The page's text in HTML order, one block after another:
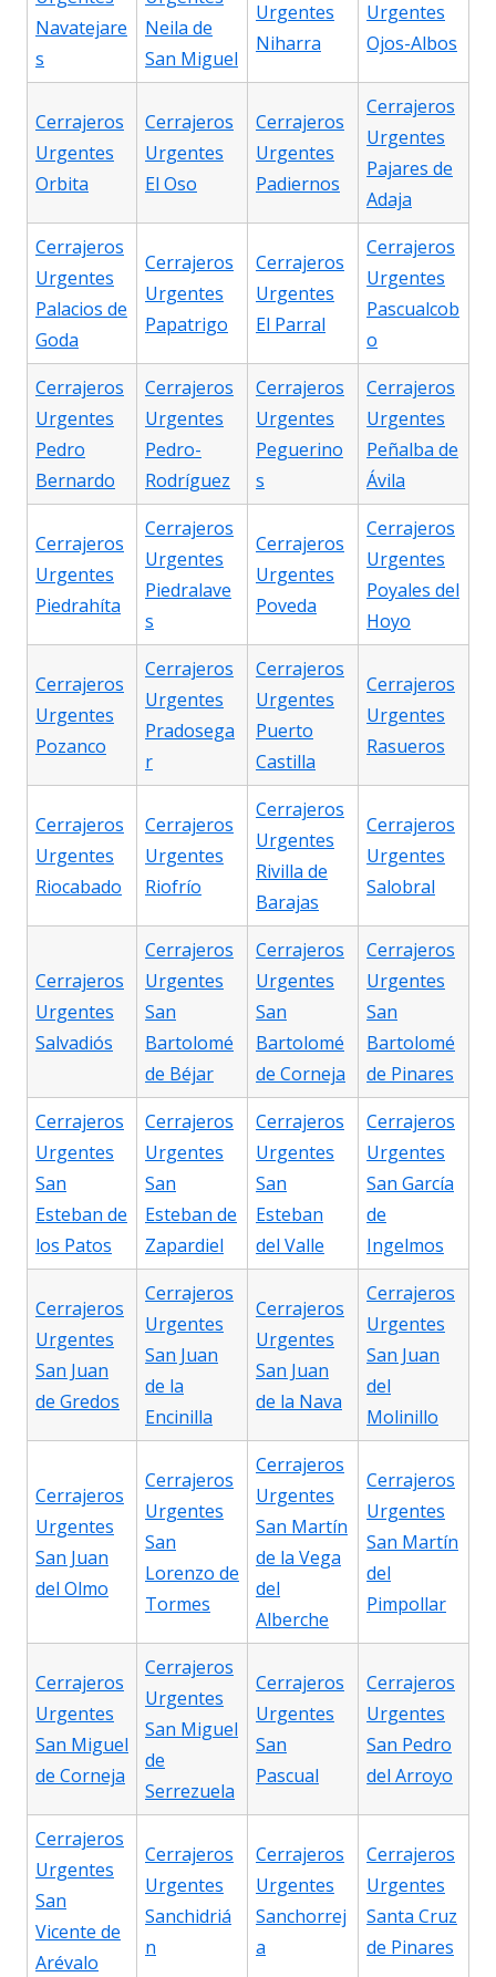
Navatejare
s
Neila de
San Miguel
Urgentes
Niharra
Urgentes
Ojos-Albos
Cerrajeros
Urgentes
Orbita
Cerrajeros
Urgentes
El Oso
Cerrajeros
Urgentes
Padiernos
Cerrajeros
Urgentes
Pajares de
Adaja
Cerrajeros
Urgentes
Palacios de
Goda
Cerrajeros
Urgentes
Papatrigo
Cerrajeros
Urgentes
El Parral
Cerrajeros
Urgentes
Pascualcob
o
Cerrajeros
Urgentes
Pedro
Bernardo
Cerrajeros
Urgentes
Pedro-
Rodríguez
Cerrajeros
Urgentes
Peguerino
s
Cerrajeros
Urgentes
Peñalba de
Ávila
Cerrajeros
Urgentes
Piedrahíta
Cerrajeros
Urgentes
Piedralave
s
Cerrajeros
Urgentes
Poveda
Cerrajeros
Urgentes
Poyales del
Hoyo
Cerrajeros
Urgentes
Pozanco
Cerrajeros
Urgentes
Pradosega
r
Cerrajeros
Urgentes
Puerto
Castilla
Cerrajeros
Urgentes
Rasueros
Cerrajeros
Urgentes
Riocabado
Cerrajeros
Urgentes
Riofrío
Cerrajeros
Urgentes
Rivilla de
Barajas
Cerrajeros
Urgentes
Salobral
Cerrajeros
Urgentes
Salvadiós
Cerrajeros
Urgentes
San
Bartolomé
de Béjar
Cerrajeros
Urgentes
San
Bartolomé
de Corneja
Cerrajeros
Urgentes
San
Bartolomé
de Pinares
Cerrajeros
Urgentes
San
Esteban de
los Patos
Cerrajeros
Urgentes
San
Esteban de
Zapardiel
Cerrajeros
Urgentes
San
Esteban
del Valle
Cerrajeros
Urgentes
San García
de
Ingelmos
Cerrajeros
Urgentes
San Juan
de Gredos
Cerrajeros
Urgentes
San Juan
de la
Encinilla
Cerrajeros
Urgentes
San Juan
de la Nava
Cerrajeros
Urgentes
San Juan
del
Molinillo
Cerrajeros
Urgentes
San Juan
del Olmo
Cerrajeros
Urgentes
San
Lorenzo de
Tormes
Cerrajeros
Urgentes
San Martín
de la Vega
del
Alberche
Cerrajeros
Urgentes
San Martín
del
Pimpollar
Cerrajeros
Urgentes
San Miguel
de Corneja
Cerrajeros
Urgentes
San Miguel
de
Serrezuela
Cerrajeros
Urgentes
San
Pascual
Cerrajeros
Urgentes
San Pedro
del Arroyo
Cerrajeros
Urgentes
San
Vicente de
Arévalo
Cerrajeros
Urgentes
Sanchidriá
n
Cerrajeros
Urgentes
Sanchorrej
a
Cerrajeros
Urgentes
Santa Cruz
de Pinares